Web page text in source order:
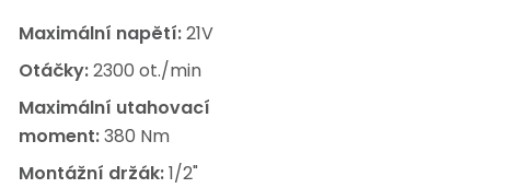
Maximální napětí:21V
Otáčky:2300 ot./min
Maximální utahovací
moment:380 Nm
Montážní držák:1/2"